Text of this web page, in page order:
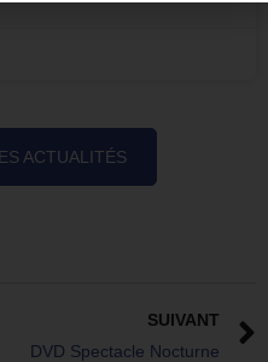
ACTUALITÉS
SUIVANT
DVD Spectacle Nocturne